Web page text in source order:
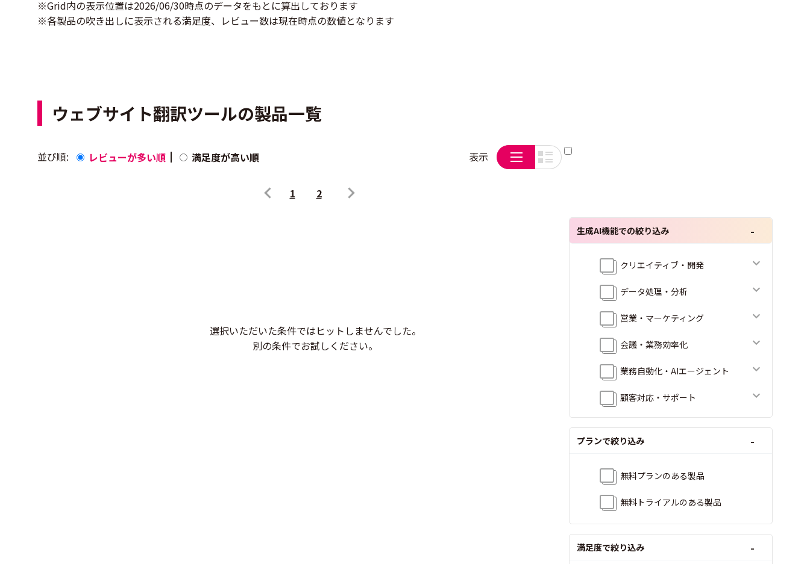
※Grid内の表示位置は2026/06/30時点のデータをもとに算出しております
※各製品の吹き出しに表示される満足度、レビュー数は現在時点の数値となります
ウェブサイト翻訳ツールの製品一覧
並び順: レビューが多い順 満足度が高い順 表示
1 2
選択いただいた条件ではヒットしませんでした。
別の条件でお試しください。
生成AI機能での絞り込み
クリエイティブ・開発
データ処理・分析
営業・マーケティング
会議・業務効率化
業務自動化・AIエージェント
顧客対応・サポート
プランで絞り込み
無料プランのある製品
無料トライアルのある製品
満足度で絞り込み